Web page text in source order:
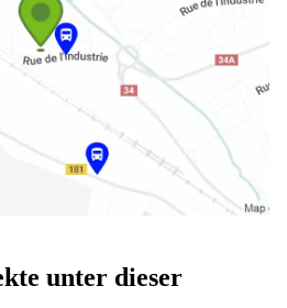
unter dieser